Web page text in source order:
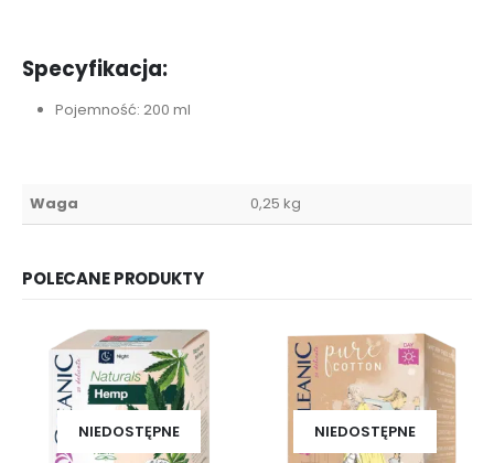
Specyfikacja:
Pojemność: 200 ml
Waga 0,25 kg
POLECANE PRODUKTY
NIEDOSTĘPNE NIEDOSTĘPNE